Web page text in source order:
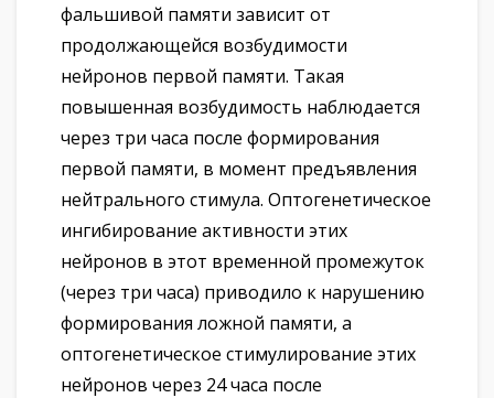
фальшивой памяти зависит от
продолжающейся возбудимости
нейронов первой памяти. Такая
повышенная возбудимость наблюдается
через три часа после формирования
первой памяти, в момент предъявления
нейтрального стимула. Оптогенетическое
ингибирование активности этих
нейронов в этот временной промежуток
(через три часа) приводило к нарушению
формирования ложной памяти, а
оптогенетическое стимулирование этих
нейронов через 24 часа после